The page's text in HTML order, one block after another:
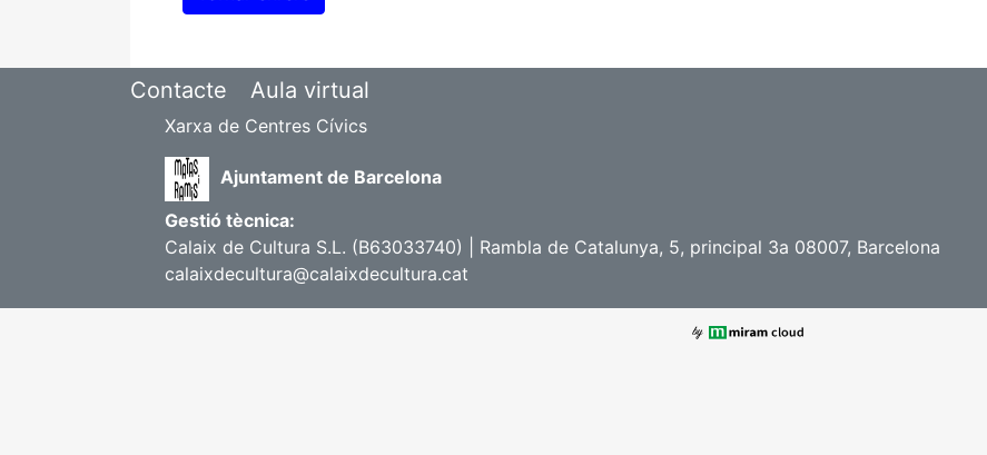
Contacte Aula virtual
Xarxa de Centres Cívics
Ajuntament de Barcelona
Gestió tècnica:
Calaix de Cultura S.L. (B63033740) | Rambla de Catalunya, 5, principal 3a 08007, Barcelona
calaixdecultura@calaixdecultura.cat